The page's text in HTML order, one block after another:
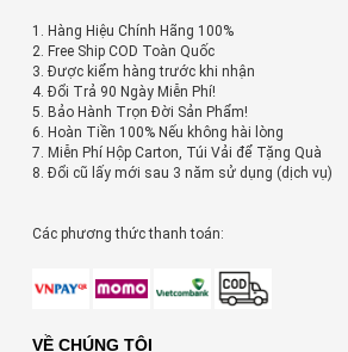
1. Hàng Hiệu Chính Hãng 100%
2. Free Ship COD Toàn Quốc
3. Được kiểm hàng trước khi nhận
4. Đổi Trả 90 Ngày Miễn Phí!
5. Bảo Hành Trọn Đời Sản Phẩm!
6. Hoàn Tiền 100% Nếu không hài lòng
7. Miễn Phí Hộp Carton, Túi Vải để Tặng Quà
8. Đổi cũ lấy mới sau 3 năm sử dụng (dịch vụ)
Các phương thức thanh toán:
VỀ CHÚNG TÔI